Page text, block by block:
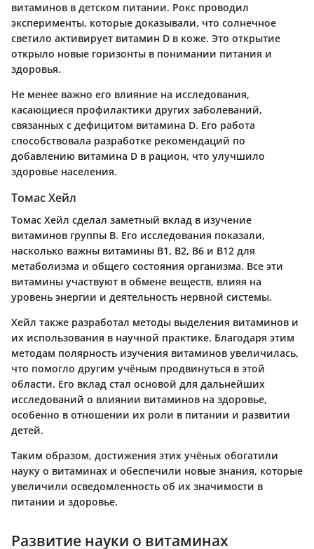
витаминов в детском питании. Рокс проводил
эксперименты, которые доказывали, что солнечное
светило активирует витамин D в коже. Это открытие
открыло новые горизонты в понимании питания и
здоровья.
Не менее важно его влияние на исследования,
касающиеся профилактики других заболеваний,
связанных с дефицитом витамина D. Его работа
способствовала разработке рекомендаций по
добавлению витамина D в рацион, что улучшило
здоровье населения.
Томас Хейл
Томас Хейл сделал заметный вклад в изучение
витаминов группы B. Его исследования показали,
насколько важны витамины B1, B2, B6 и B12 для
метаболизма и общего состояния организма. Все эти
витамины участвуют в обмене веществ, влияя на
уровень энергии и деятельность нервной системы.
Хейл также разработал методы выделения витаминов и
их использования в научной практике. Благодаря этим
методам полярность изучения витаминов увеличилась,
что помогло другим учёным продвинуться в этой
области. Его вклад стал основой для дальнейших
исследований о влиянии витаминов на здоровье,
особенно в отношении их роли в питании и развитии
детей.
Таким образом, достижения этих учёных обогатили
науку о витаминах и обеспечили новые знания, которые
увеличили осведомленность об их значимости в
питании и здоровье.
Развитие науки о витаминах